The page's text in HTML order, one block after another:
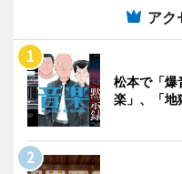
アク
松本で「
楽」、「地